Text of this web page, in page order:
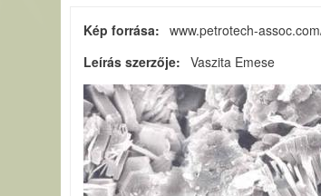
Kép forrása
www.petrotech-
Leírás szerzője
Vaszita Emese